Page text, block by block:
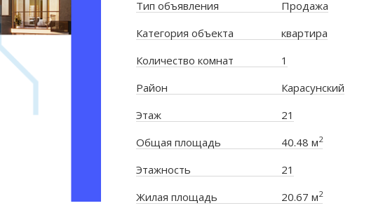
Тип объявления
Продажа
Категория объекта
квартира
Количество комнат
1
Район
Карасунский
Этаж
21
Общая площадь
40.48 м2
Этажность
21
Жилая площадь
20.67 м2